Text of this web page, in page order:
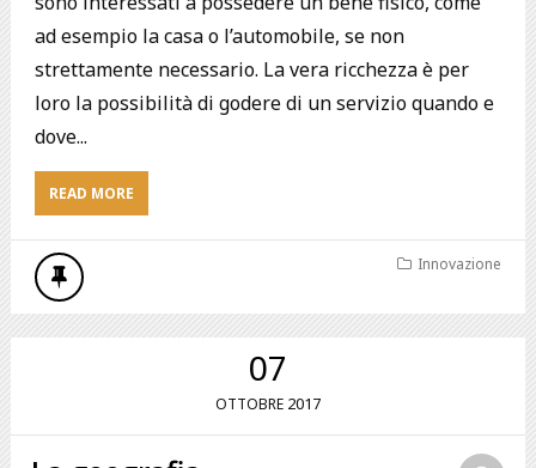
ad esempio la casa o l’automobile, se non
strettamente necessario. La vera ricchezza è per
loro la possibilità di godere di un servizio quando e
dove...
READ MORE
Innovazione
07
OTTOBRE 2017